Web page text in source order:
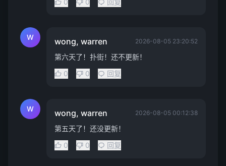
0
0 回复
W wong, warren 2026-08-05 23:20:52
第六天了！扑街！还不更新！
0
0 回复
W wong, warren 2026-08-05 00:12:38
第五天了！还没更新！
0
0 回复